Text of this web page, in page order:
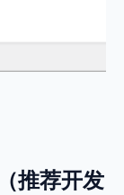
推荐开发